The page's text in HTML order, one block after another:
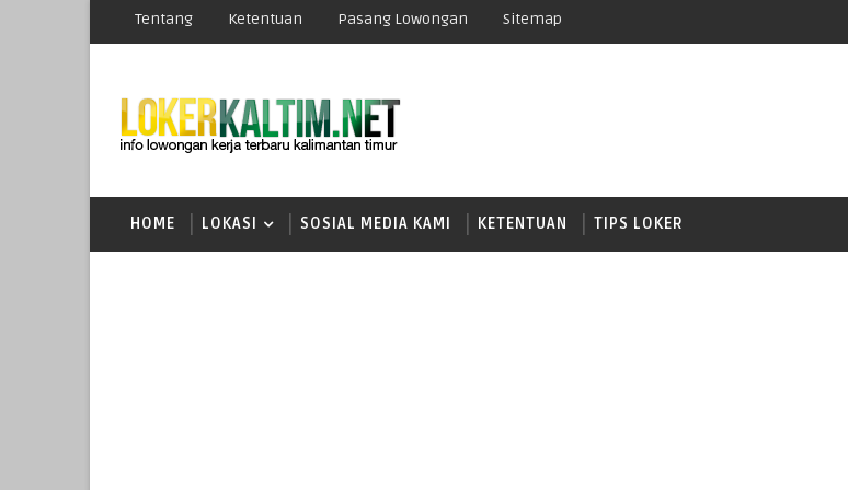
Tentang Ketentuan Pasang Lowongan Sitemap
HOME LOKASI SOSIAL MEDIA KAMI KETENTUAN TIPS LOKER